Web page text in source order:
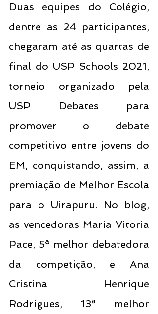
Duas equipes do Colégio,
dentre as 24 participantes,
chegaram até as quartas de
final do USP Schools 2021,
torneio organizado pela
USP Debates para
promover o debate
competitivo entre jovens do
EM, conquistando, assim, a
premiação de Melhor Escola
para o Uirapuru. No blog,
as vencedoras Maria Vitoria
Pace, 5ª melhor debatedora
da competição, e Ana
Cristina Henrique
Rodrigues, 13ª melhor